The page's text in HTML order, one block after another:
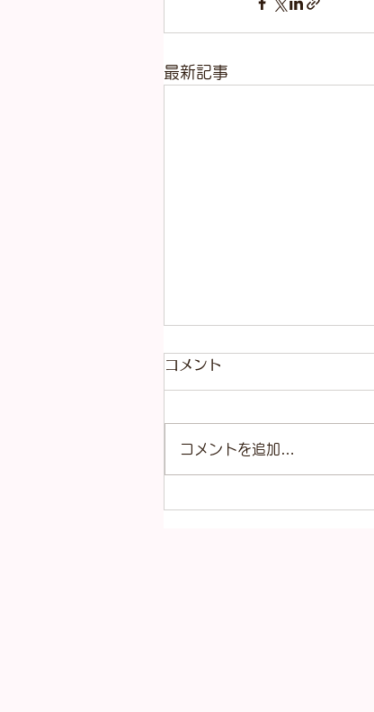
最新記事
本日（8月4日）の金
コメント
コメントを追加…